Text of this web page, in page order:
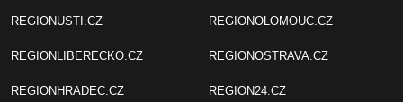
REGIONUSTI.CZ
REGIONLIBERECKO.CZ
REGIONHRADEC.CZ
REGIONOLOMOUC.CZ
REGIONOSTRAVA.CZ
REGION24.CZ